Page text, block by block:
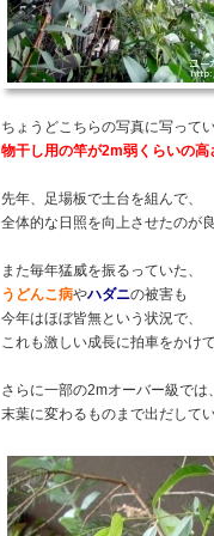
ちょうどこちらの写真に写って
物干し用の竿が2m弱くらいの高
先年、足場板で土台を組んで、
全体的な日照を向上させたのが
また毎年猛威を振るっていた、
うどんこ病やハダニの被害も
今年はほぼ皆無という状況で、
これも激しい成長に拍車をかけ
さらに一部の2mオーバー級では
末葉に変わるものまで出だして